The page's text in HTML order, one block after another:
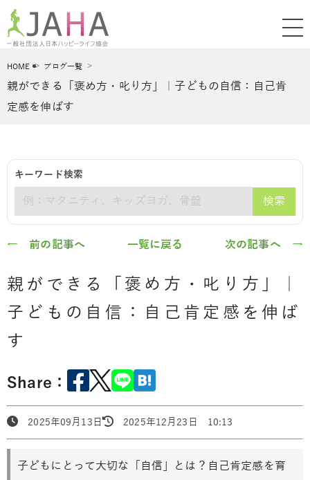
HOME ブログ一覧
親ができる「褒め方・叱り方」｜子どもの自信：自己肯
定感を伸ばす
キーワード検索
検索
← 前の記事へ 一覧に戻る 次の記事へ →
親ができる「褒め方・叱り方」｜
子どもの自信：自己肯定感を伸ば
す
Share：
2025年09月13日 2025年12月23日 10:13
子どもにとって大切な「自信」とは？自己肯定感を育